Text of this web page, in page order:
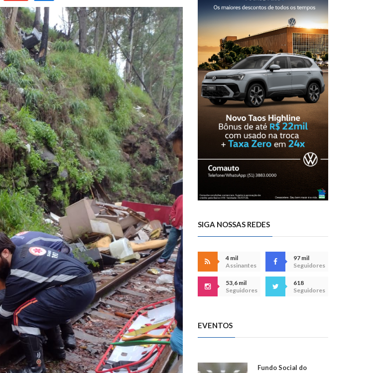
SIGA NOSSAS REDES
4 mil
Assinantes
97 mil
Seguidores
53,6 mil
Seguidores
618
Seguidores
EVENTOS
Fundo Social do